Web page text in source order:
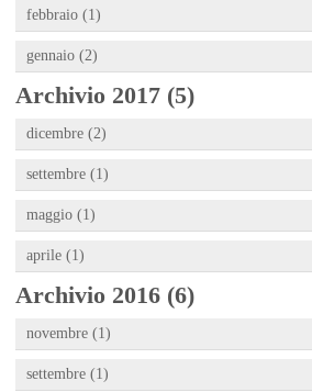
febbraio (1)
gennaio (2)
Archivio 2017 (5)
dicembre (2)
settembre (1)
maggio (1)
aprile (1)
Archivio 2016 (6)
novembre (1)
settembre (1)